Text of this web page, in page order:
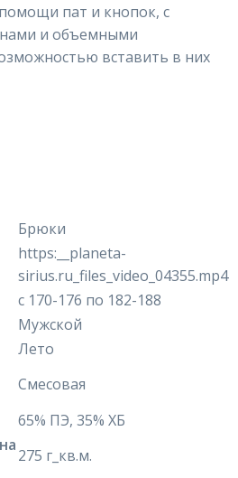
пат и кнопок, с
и объемными
вставить в них
Брюки
https:__planeta-
sirius.ru_files_video_04355.mp4
с 170-176 по 182-188
Мужской
Лето
Смесовая
65% ПЭ, 35% ХБ
275 г_кв.м.